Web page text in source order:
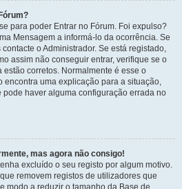
para poder Entrar no Fórum. Foi expulso?
Mensagem a informá-lo da ocorrência. Se
o Administrador. Se está registado,
assim não conseguir entrar, verifique se o
corretos. Normalmente é esse o
encontra uma explicação para a situação,
pode haver alguma configuração errada no
mas agora não consigo!
excluído o seu registo por algum motivo.
removem registos de utilizadores que
modo a reduzir o tamanho da Base de